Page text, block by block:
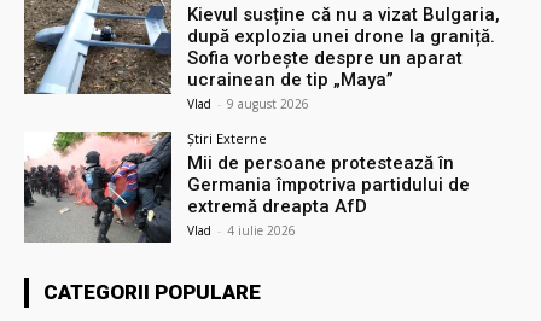
Kievul susține că nu a vizat Bulgaria,
după explozia unei drone la graniță.
Sofia vorbește despre un aparat
ucrainean de tip „Maya”
Vlad - 9 august 2026
Știri Externe
Mii de persoane protestează în
Germania împotriva partidului de
extremă dreapta AfD
Vlad - 4 iulie 2026
CATEGORII POPULARE